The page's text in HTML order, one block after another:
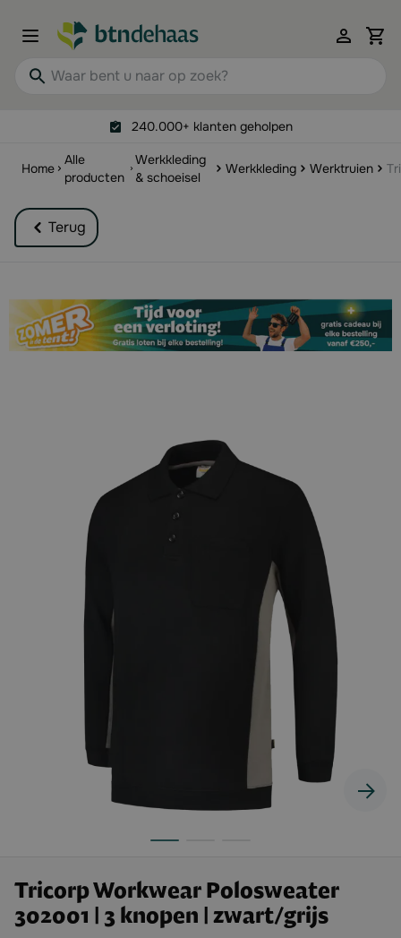
Waar bent u naar op zoek?
240.000+ klanten geholpen
Home
Alle
producten
Werkkleding
& schoeisel
Werkkleding Werktruien
Terug
Tricorp Workwear Polosweater
302001 | 3 knopen | zwart/grijs